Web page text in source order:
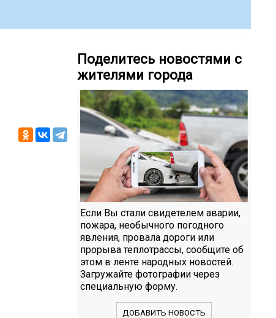
Поделитесь новостями с
жителями города
Если Вы стали свидетелем аварии,
пожара, необычного погодного
явления, провала дороги или
прорыва теплотрассы, сообщите об
этом в ленте народных новостей.
Загружайте фотографии через
специальную форму.
ДОБАВИТЬ НОВОСТЬ